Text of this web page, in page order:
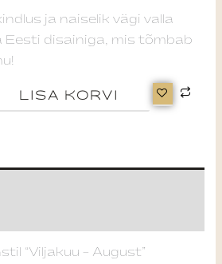
ja naiselik vägi valla
disainiga, mis tõmbab
LISA KORVI
“Viljakuu – August”